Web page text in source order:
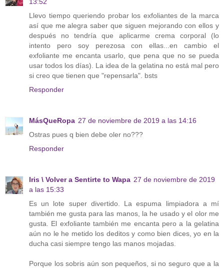
Llevo tiempo queriendo probar los exfoliantes de la marca
así que me alegra saber que siguen mejorando con ellos y
después no tendría que aplicarme crema corporal (lo
intento pero soy perezosa con ellas...en cambio el
exfoliante me encanta usarlo, que pena que no se pueda
usar todos los días). La idea de la gelatina no está mal pero
si creo que tienen que "repensarla". bsts
Responder
MásQueRopa 27 de noviembre de 2019 a las 14:16
Ostras pues q bien debe oler no???
Responder
Iris \ Volver a Sentirte to Wapa 27 de noviembre de 2019
a las 15:33
Es un lote super divertido. La espuma limpiadora a mí
también me gusta para las manos, la he usado y el olor me
gusta. El exfoliante también me encanta pero a la gelatina
aún no le he metido los deditos y como bien dices, yo en la
ducha casi siempre tengo las manos mojadas.
Porque los sobris aún son pequeños, si no seguro que a la